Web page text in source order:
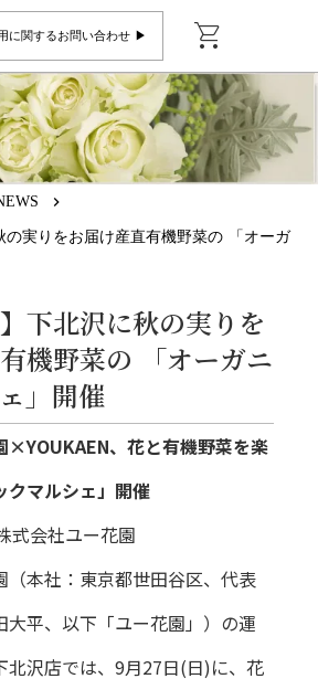
に関するお問い合わせ ▶︎ shopping_cart
keyboard_arrow_right
の実りをお届け産直有機野菜の 「オーガ
】下北沢に秋の実りを
機野菜の 「オーガニ
」開催
×YOUKAEN、花と有機野菜を楽
クマルシェ」開催
式会社ユー花園
（本社：東京都世田谷区、代表
大平、以下「ユー花園」）の運
北沢店では、9月27日(日)に、花